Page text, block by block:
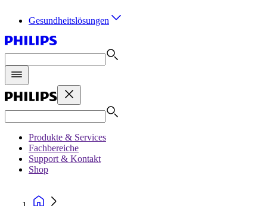
Gesundheitslösungen
Produkte & Services
Fachbereiche
Support & Kontakt
Shop